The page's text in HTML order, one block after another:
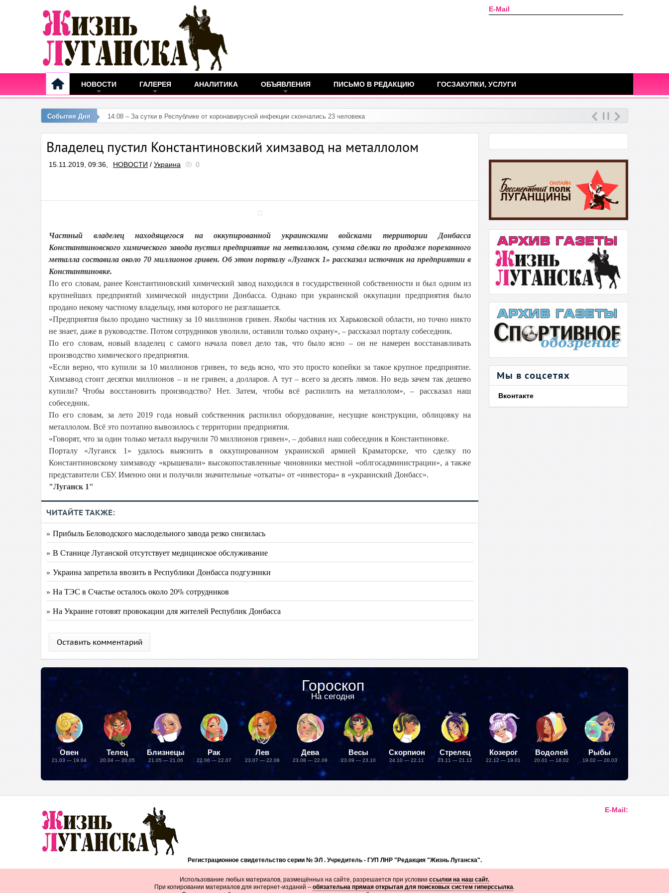
E-Mail
НОВОСТИ ГАЛЕРЕЯ АНАЛИТИКА ОБЪЯВЛЕНИЯ ПИСЬМО В РЕДАКЦИЮ ГОСЗАКУПКИ, УСЛУГИ
События Дня 12:25 –
Владелец пустил Константиновский химзавод на металлолом
15.11.2019, 09:36, НОВОСТИ / Украина 0
Частный владелец находящегося на оккупированной украинскими войсками территории Донбасса
Константиновского химического завода пустил предприятие на металлолом, сумма сделки по продаже порезанного
металла составила около 70 миллионов гривен. Об этом порталу «Луганск 1» рассказал источник на предприятии в
Константиновке.
По его словам, ранее Константиновский химический завод находился в государственной собственности и был одним из
крупнейших предприятий химической индустрии Донбасса. Однако при украинской оккупации предприятия было
продано некому частному владельцу, имя которого не разглашается.
«Предприятия было продано частнику за 10 миллионов гривен. Якобы частник их Харьковской области, но точно никто
не знает, даже в руководстве. Потом сотрудников уволили, оставили только охрану», – рассказал порталу собеседник.
По его словам, новый владелец с самого начала повел дело так, что было ясно – он не намерен восстанавливать
производство химического предприятия.
«Если верно, что купили за 10 миллионов гривен, то ведь ясно, что это просто копейки за такое крупное предприятие.
Химзавод стоит десятки миллионов – и не гривен, а долларов. А тут – всего за десять лямов. Но ведь зачем так дешево
купили? Чтобы восстановить производство? Нет. Затем, чтобы всё распилить на металлолом», – рассказал наш
собеседник.
По его словам, за лето 2019 года новый собственник распилил оборудование, несущие конструкции, облицовку на
металлолом. Всё это поэтапно вывозилось с территории предприятия.
«Говорят, что за один только металл выручили 70 миллионов гривен», – добавил наш собеседник в Константиновке.
Порталу «Луганск 1» удалось выяснить в оккупированном украинской армией Краматорске, что сделку по
Константиновскому химзаводу «крышевали» высокопоставленные чиновники местной «облгосадминистрации», а также
представители СБУ. Именно они и получили значительные «откаты» от «инвестора» в «украинский Донбасс».
"Луганск 1"
ЧИТАЙТЕ ТАКЖЕ:
» Прибыль Беловодского маслодельного завода резко снизилась
» В Станице Луганской отсутствует медицинское обслуживание
» Украина запретила ввозить в Республики Донбасса подгузники
» На ТЭС в Счастье осталось около 20% сотрудников
» На Украине готовят провокации для жителей Республик Донбасса
Оставить комментарий
Мы в соцсетях
Вконтакте
Гороскоп
На сегодня
Овен
21.03 — 19.04
Телец
20.04 — 20.05
Близнецы
21.05 — 21.06
Рак
22.06 — 22.07
Лев
23.07 — 22.08
Дева
23.08 — 22.09
Весы
23.09 — 23.10
Скорпион
24.10 — 22.11
Стрелец
23.11 — 21.12
Козерог
22.12 — 19.01
Водолей
20.01 — 18.02
Рыбы
19.02 — 20.03
E-Mail:
Регистрационное свидетельство серии № ЭЛ . Учредитель - ГУП ЛНР "Редакция "Жизнь Луганска".
Использование любых материалов, размещённых на сайте, разрешается при условии ссылки на наш сайт.
При копировании материалов для интернет-изданий – обязательна прямая открытая для поисковых систем гиперссылка.